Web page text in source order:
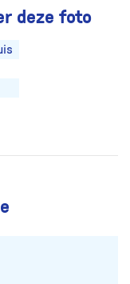
deze foto